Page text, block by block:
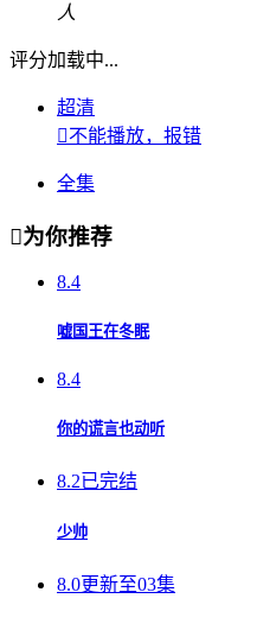
人
评分加载中...
超清
不能播放，报错
全集
为你推荐
8.4
嘘国王在冬眠
8.4
你的谎言也动听
8.2已完结
少帅
8.0更新至03集